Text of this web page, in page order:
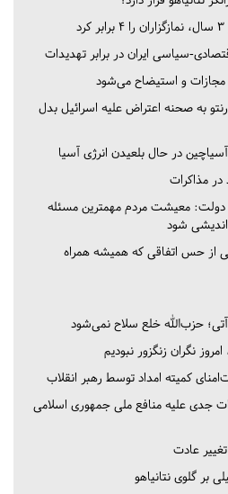
سیاسی ایران در برابر تهدیدات
مجازات و استیضاح می‌شود
به صحنه اعتراض علیه اسرائیل بدل
در حال بلعیدن انرژی آسیا
در مذاکرات
دولت: معیشت مردم مهمترین مسئله
شود
از حس اتفاقی که همیشه همراه
حزب‌الله خلع سلاح نمی‌شود
نگران زنگزور نبودیم
کمیته امداد توسط رهبر انقلاب
جدی علیه منافع ملی جمهوری اسلامی
عادت
بر گلوی نتانیاهو